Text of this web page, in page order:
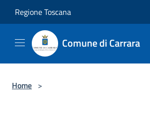
Regione Toscana
Comune di Carrara
Home >